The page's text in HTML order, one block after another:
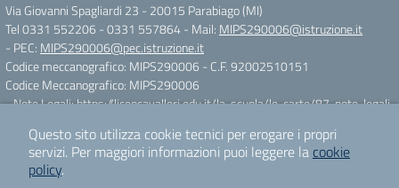
Via Giovanni Spagliardi 23 - 20015 Parabiago (MI)
Tel 0331 552206 - 0331 557864- Mail: MIPS290006@istruzione.it
- PEC: MIPS290006@pec.istruzione.it
Codice meccanografico: MIPS290006 - C.F. 92002510151
Codice Meccanografico: MIPS290006
- Note Legali:https://liceocavalleri.edu.it/la-scuola/le-carte/87-note-legali
Concept & Design by
Designers Italia
Questo sito utilizza cookie tecnici per erogare i propri
servizi. Per maggiori informazioni puoi leggere la cookie
policy.